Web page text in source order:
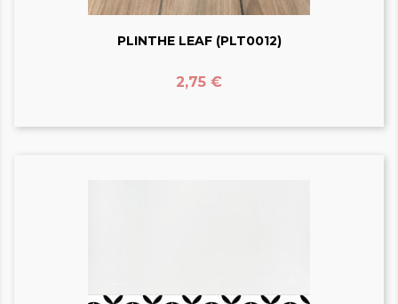
PLINTHE LEAF (PLT0012)
Prix
2,75 €